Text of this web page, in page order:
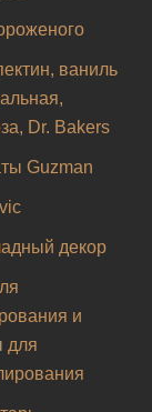
ваниль
Dr. Bakers
Guzman
декор
и
для